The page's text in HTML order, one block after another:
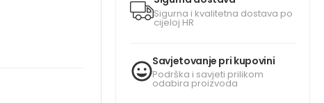
Sigurna i kvalitetna dostava po
cijeloj HR
Savjetovanje pri kupovini
Podrška i savjeti prilikom
odabira proizvoda